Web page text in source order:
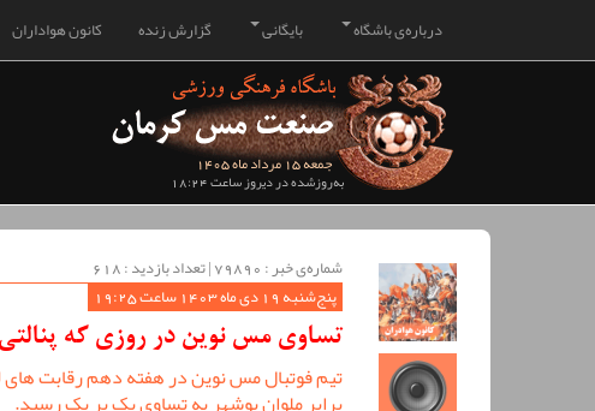
کانون هواداران گزارش زنده بایگانی درباره‌ی باشگاه
جمعه 15 مرداد ماه 1405
به‌روزشده در دیروز ساعت 18:24
شماره‌ی خبر : ‌79890 | تعداد بازدید : 618
پنج‌شنبه 19 دی ماه 1403 ساعت 19:25
تساوی مس نوین در روزی که
تیم فوتبال مس نوین در هفته دهم رقابت